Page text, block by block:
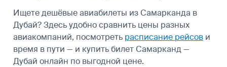
Ищете дешёвые авиабилеты из Самарканда в
Дубай? Здесь удобно сравнить цены разных
авиакомпаний, посмотреть расписание рейсов и
время в пути — и купить билет Самарканд —
Дубай онлайн по выгодной цене.